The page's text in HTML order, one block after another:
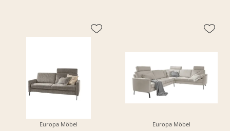
Europa Möbel
Europa Möbel